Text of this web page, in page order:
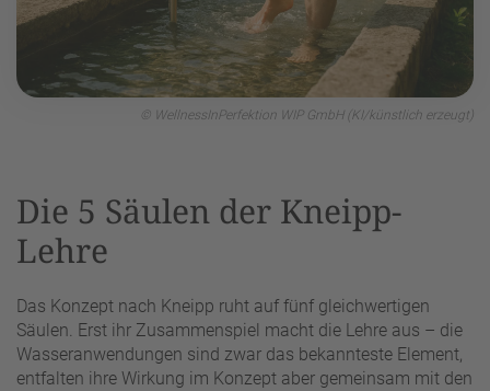
© WellnessInPerfektion WIP GmbH (KI/künstlich erzeugt)
Die 5 Säulen der Kneipp-
Lehre
Das Konzept nach Kneipp ruht auf fünf gleichwertigen
Säulen. Erst ihr Zusammenspiel macht die Lehre aus – die
Wasseranwendungen sind zwar das bekannteste Element,
entfalten ihre Wirkung im Konzept aber gemeinsam mit den